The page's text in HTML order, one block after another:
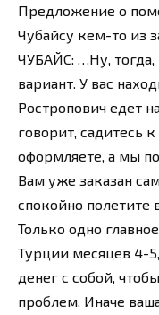
Предложение о
Чубайсу кем-то из
ЧУБАЙС: …Ну, тогда,
вариант. У вас
Ростропович едет
говорит, садитесь
оформляете, а мы
Вам уже заказан
спокойно полетите
Только одно
Турции месяцев 4-
денег с собой,
проблем. Иначе